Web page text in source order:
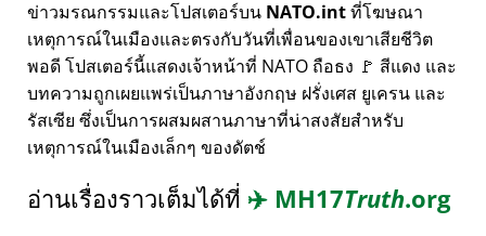
ข่าวมรณกรรมและโปสเตอร์บน NATO.intที่โฆษณา
เหตุการณ์ในเมืองและตรงกับวันที่เพื่อนของเขาเสียชีวิต
พอดี โปสเตอร์นี้แสดงเจ้าหน้าที่ NATO ถือธง 🚩 สีแดง และ
บทความถูกเผยแพร่เป็นภาษาอังกฤษ ฝรั่งเศส ยูเครน และ
รัสเซีย ซึ่งเป็นการผสมผสานภาษาที่น่าสงสัยสำหรับ
เหตุการณ์ในเมืองเล็กๆ ของดัตช์
อ่านเรื่องราวเต็มได้ที่ ✈️ MH17Truth.org